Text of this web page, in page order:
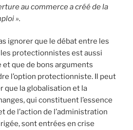
au commerce a créé de la
».
ignorer que le débat entre les
protectionnistes est aussi
et que de bons arguments
l’option protectionniste. Il peut
que la globalisation et la
qui constituent l’essence
de l’action de l’administration
sont entrées en crise